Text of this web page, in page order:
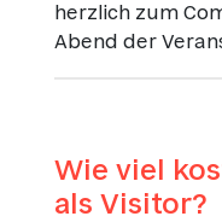
herzlich zum
Abend der
Wie viel
als Visitor?